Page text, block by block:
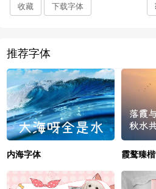
收藏 下载字体
推荐字体
内海字体 霞鹜臻楷